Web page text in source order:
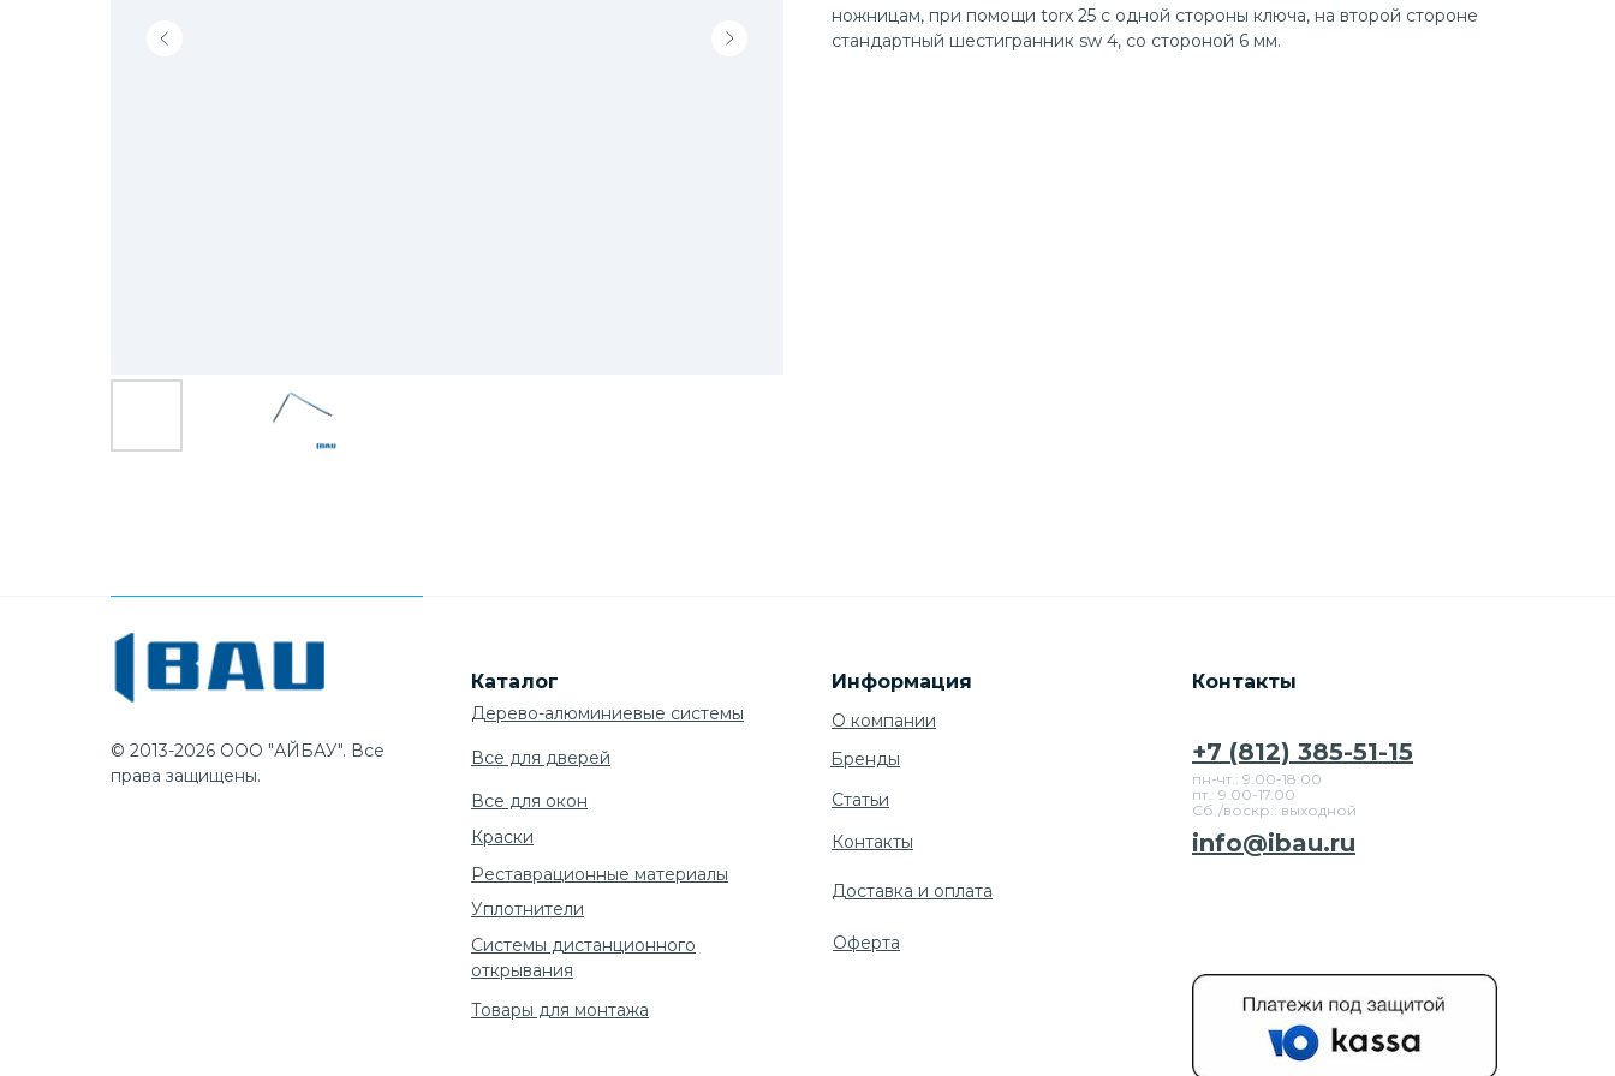
ножницам, при помощи torx 25 с одной стороны ключа, на второй стороне
стандартный шестигранник sw 4, со стороной 6 мм.
+7 (812) 385-51-15
пн-чт.: 9:00-18:00
пт.: 9.00-17.00
Сб./воскр.: выходной
Каталог Информация Контакты
Дерево-алюминиевые системы
Все для дверей
Все для окон
Товары для монтажа
Реставрационные материалы
Уплотнители
info@ibau.ru
© 2013-2026 ООО "АЙБАУ". Все
права защищены.
О компании
Cтатьи
Контакты
Доставка и оплата
Оферта
Системы дистанционного
открывания
Краски
Бренды